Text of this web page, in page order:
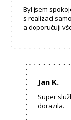
Byl jsem
s realizací
a doporučuji
Jan K.
Super
dorazila.